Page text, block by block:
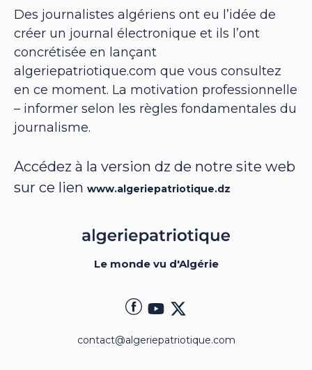
Des journalistes algériens ont eu l’idée de
créer un journal électronique et ils l’ont
concrétisée en lançant
algeriepatriotique.com que vous consultez
en ce moment. La motivation professionnelle
– informer selon les règles fondamentales du
journalisme.
Accédez à la version dz de notre site web
sur ce lien www.algeriepatriotique.dz
Le monde vu d'Algérie
contact@algeriepatriotique.com